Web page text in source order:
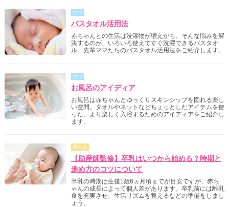
学ぶ
バスタオル活用法
赤ちゃんとの生活は洗濯物が増えがち。そんな悩みを解
決するのが、いろいろ使えてすぐ洗濯できるバスタオ
ル。先輩ママたちのバスタオル活用法をご紹介します。
学ぶ
お風呂のアイディア
お風呂は赤ちゃんとゆっくりスキンシップを図れる楽し
い空間。タオルやネットなどちょっとしたアイテムを使
った、より楽しく入浴するためのアイディアをご紹介し
ます。
尋ねる
【助産師監修】卒乳はいつから始める？時期と
進め方のコツについて
卒乳の時期は生後1歳6ヵ月頃までが目安ですが、赤ち
ゃんの成長によって個人差があります。卒乳前には離乳
食を充実させ、生活リズムを整えるなどの準備をしまし
ょう。